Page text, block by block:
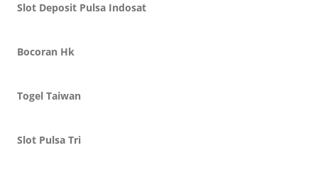
Slot Deposit Pulsa Indosat
Bocoran Hk
Togel Taiwan
Slot Pulsa Tri